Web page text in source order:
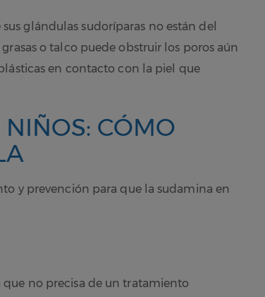
glándulas sudoríparas no están del
o talco puede obstruir los poros aún
en contacto con la piel que
CÓMO
y prevención para que la sudamina en
no precisa de un tratamiento